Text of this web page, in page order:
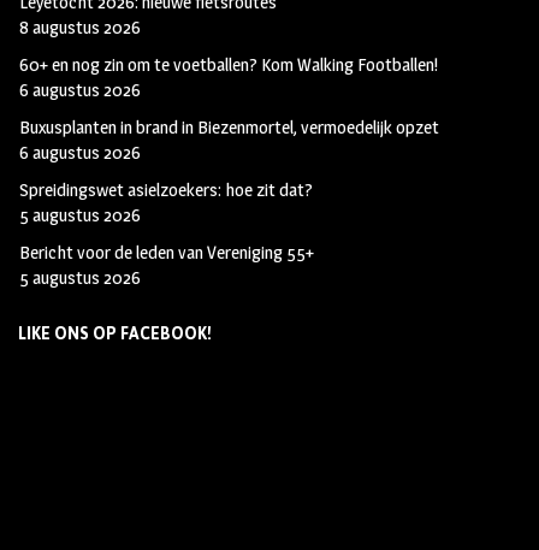
8 augustus 2026
60+ en nog zin om te voetballen? Kom Walking Footballen!
6 augustus 2026
Buxusplanten in brand in Biezenmortel, vermoedelijk opzet
6 augustus 2026
Spreidingswet asielzoekers: hoe zit dat?
5 augustus 2026
Bericht voor de leden van Vereniging 55+
5 augustus 2026
LIKE ONS OP FACEBOOK!